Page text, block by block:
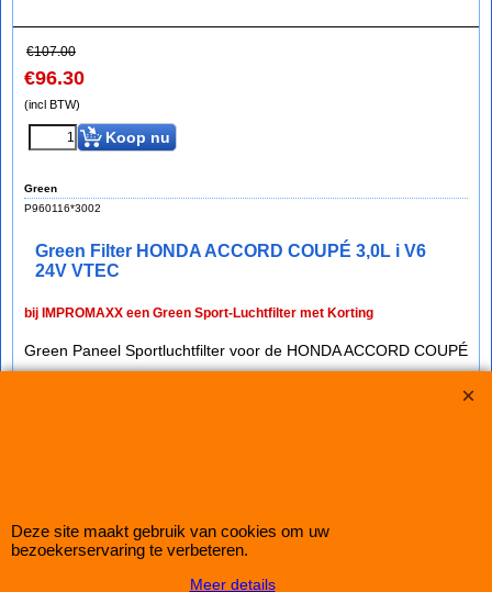
€107.00
€96.30
(incl BTW)
Koop nu
Green
P960116*3002
Green Filter HONDA ACCORD COUPÉ 3,0L i V6
24V VTEC
bij IMPROMAXX een Green Sport-Luchtfilter met Korting
Green Paneel Sportluchtfilter voor de HONDA ACCORD COUPÉ
3,0L i V6 24V VTEC (mc: J30A /200pk) van bouwjaar 99>03
Auto Couture 1998 - 2026
28 jaar Improve Tuning
Deze site maakt gebruik van cookies om uw
bezoekerservaring te verbeteren.
Meer details